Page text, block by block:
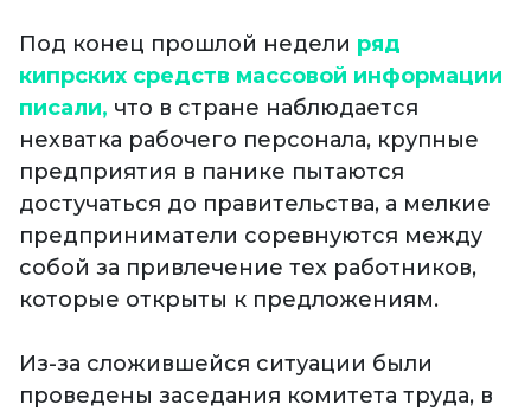
Под конец прошлой недели ряд
кипрских средств массовой информации
писали, что в стране наблюдается
нехватка рабочего персонала, крупные
предприятия в панике пытаются
достучаться до правительства, а мелкие
предприниматели соревнуются между
собой за привлечение тех работников,
которые открыты к предложениям.
Из-за сложившейся ситуации были
проведены заседания комитета труда, в